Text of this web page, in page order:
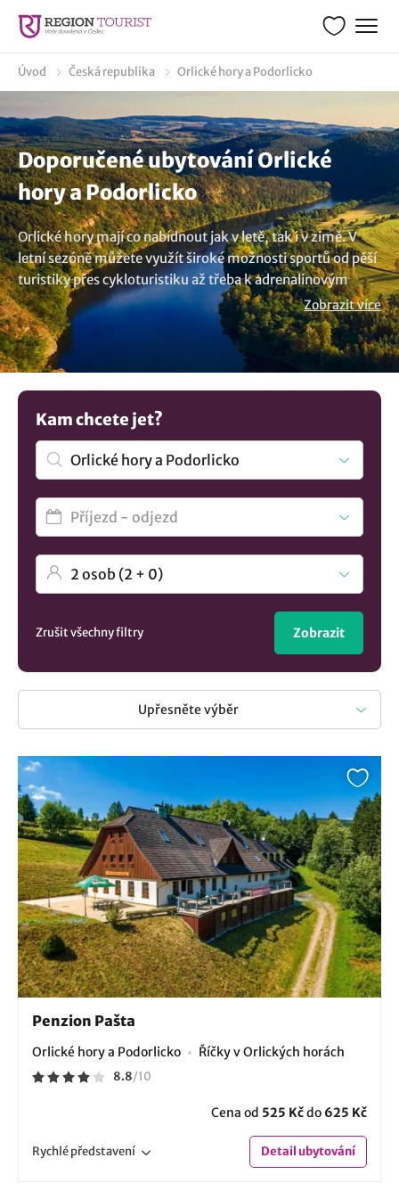
Úvod Česká republika Orlické hory a Podorlicko
Doporučené ubytování Orlické
hory a Podorlicko
Orlické hory mají co nabídnout jak v letě, tak i v zimě. V
letní sezóně můžete využít široké možnosti sportů od pěší
turistiky přes cykloturistiku až třeba k adrenalinovým
sportům a širokou nabídku ubytování. V Orlických horách
je také například velmi populární paragliding, vodáky
potěší neposedné vlny Divoké Orlice nebo sjezdy na
horských kolech. V zimě pak přichází na řadu zdejší
lyžařské areály a běžecké trasy. Mezi nejznámější patří
Dešťné a Říčky. V Orlických horách budete jistě příjemně
překvapeni výhodnými cenami ubytování, ale také za
celodenní permanentku v lyžařských areálech dáte méně,
než třeba v Krkonoších. Zážitky a ubytování - Orlické hory
na dlani. Přitom kvalita a vybavení zdejších ski areálů je na
velmi vysoké úrovni. Neváhejte a poznejte Orlické
hory. Ubytování se vám nabízí od jednoduchých
turistických ubytoven, přes chalupy, až po útulné rodinné
penziony, romantické horské chaty a komfortní wellness
průvodce v podobě mnoha velmi kvalitně zpracovaných
tipů na výlety.
Zobrazit více
Kam chcete jet?
Zrušit všechny filtry Zobrazit
Upřesněte výběr
Penzion Pašta
Orlické hory a Podorlicko Říčky v Orlických horách
8.8/10
Cena od 525 Kčdo 625 Kč
Rychlépředstavení Detailubytování